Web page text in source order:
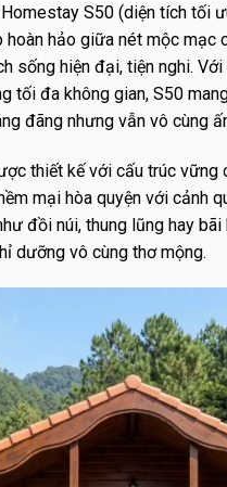
S50 (diện tích tối
hoàn hảo giữa nét mộc mạc
sống hiện đại, tiện nghi.
tối đa không gian, S50
đãng nhưng vẫn vô cùng
thiết kế với cấu trúc vững
mại hòa quyện với cảnh
đồi núi, thung lũng hay
dưỡng vô cùng thơ mộng.